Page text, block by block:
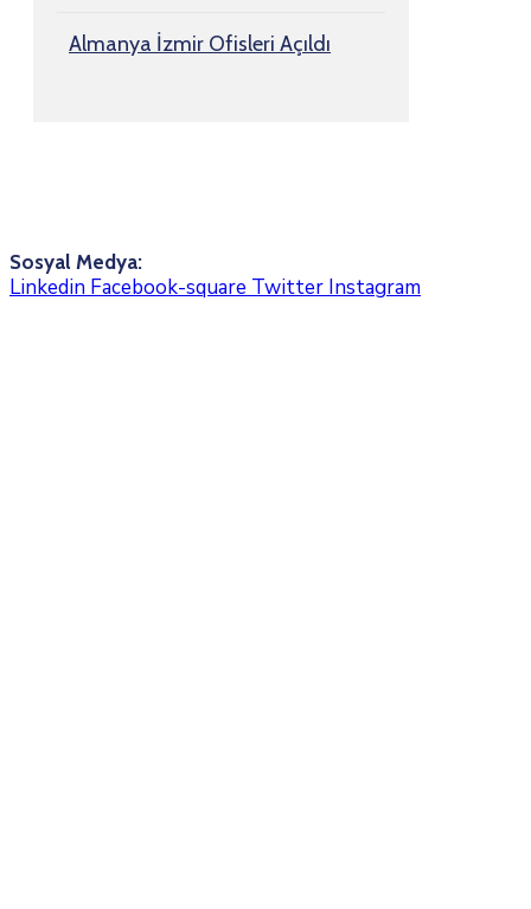
Almanya İzmir Ofisleri Açıldı
Sosyal Medya:
Linkedin Facebook-square Twitter Instagram